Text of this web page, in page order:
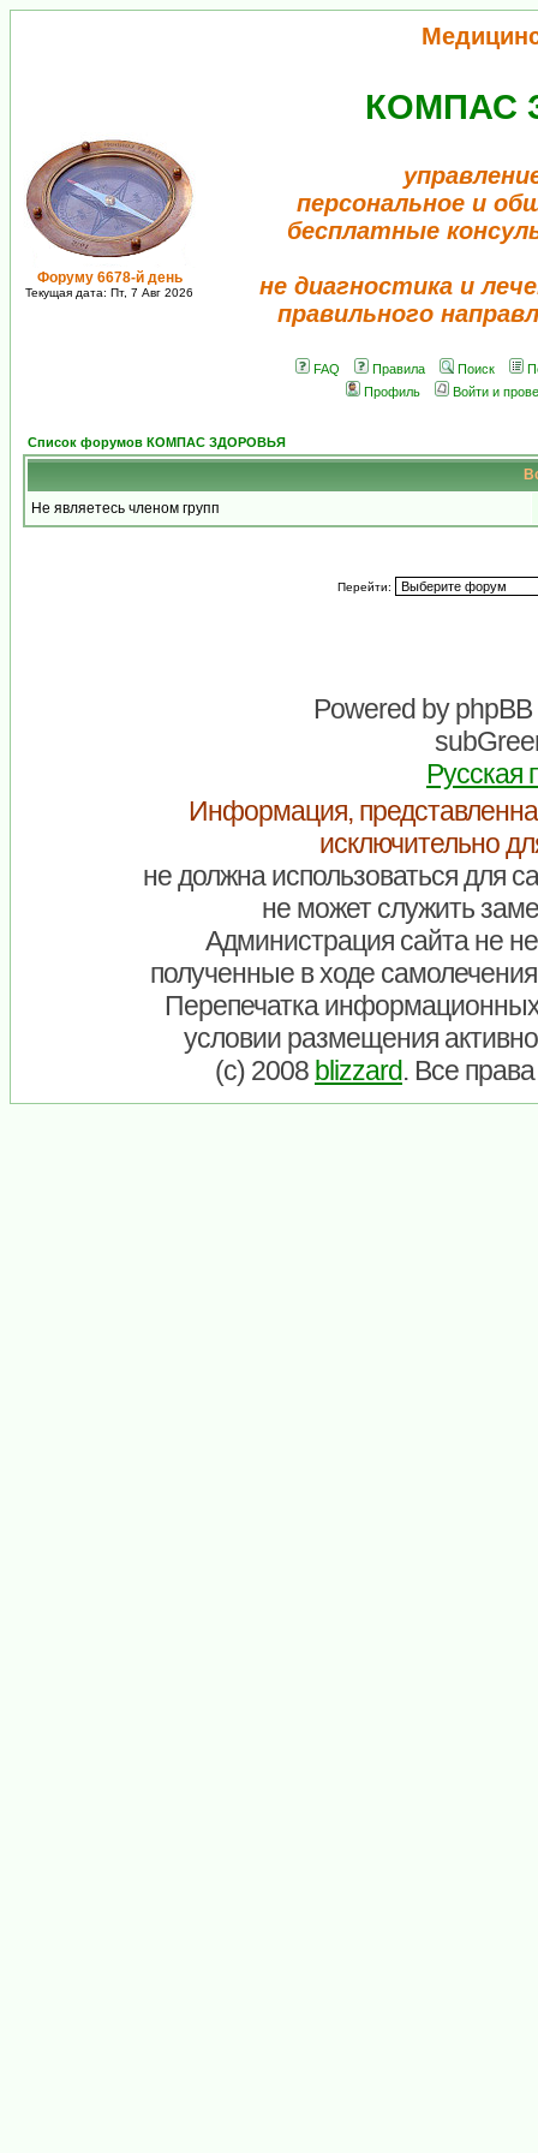
Форуму 6678-й день
Текущая дата: Пт, 7 Авг 2026
КОМПАС
персональное и
бесплатные
не диагностика и
правильного
FAQ Правила Поиск
Профиль
Войти и
Список форумов КОМПАС ЗДОРОВЬЯ
Не являетесь членом групп
Перейти:
Powered byphpBB
Русская
Информация,
исключительно
не должна использоваться для
не может служить
Администрация сайта не
полученные в ходе
Перепечатка
условии размещения
(c) 2008 blizzard. Все